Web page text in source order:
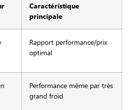
Caractéristique
principale
Rapport performance/prix
optimal
Performance même par très
grand froid